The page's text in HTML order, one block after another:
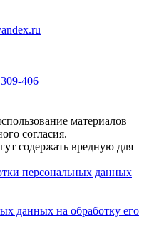
406
материалов
согласия.
содержать вредную для
персональных данных
данных на обработку его